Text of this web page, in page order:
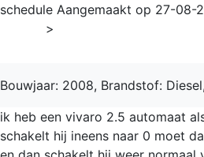
schedule Aangemaakt op 27-08-
>
Bouwjaar: 2008, Brandstof:
ik heb een vivaro 2.5 automaat
schakelt hij ineens naar 0 moet